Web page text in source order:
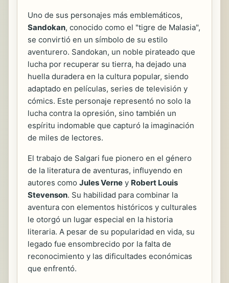
Uno de sus personajes más emblemáticos,
Sandokan, conocido como el "tigre de Malasia",
se convirtió en un símbolo de su estilo
aventurero. Sandokan, un noble pirateado que
lucha por recuperar su tierra, ha dejado una
huella duradera en la cultura popular, siendo
adaptado en películas, series de televisión y
cómics. Este personaje representó no solo la
lucha contra la opresión, sino también un
espíritu indomable que capturó la imaginación
de miles de lectores.
El trabajo de Salgari fue pionero en el género
de la literatura de aventuras, influyendo en
autores como Jules Verne y Robert Louis
Stevenson. Su habilidad para combinar la
aventura con elementos históricos y culturales
le otorgó un lugar especial en la historia
literaria. A pesar de su popularidad en vida, su
legado fue ensombrecido por la falta de
reconocimiento y las dificultades económicas
que enfrentó.